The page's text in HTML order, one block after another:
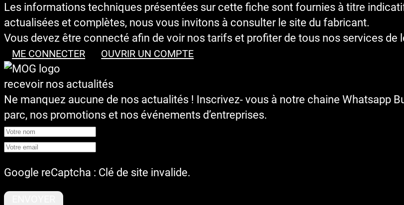
Les informations techniques présentées sur cette fiche sont fournies à titre
actualisées et complètes, nous vous invitons à consulter le site du fabricant.
Vous devez être connecté afin de voir nos tarifs et profiter de tous nos services de
ME CONNECTER OUVRIR UN COMPTE
recevoir nos actualités
Ne manquez aucune de nos actualités ! Inscrivez- vous à notre chaine Whatsapp
parc, nos promotions et nos événements d’entreprises.
Google reCaptcha : Clé de site invalide.